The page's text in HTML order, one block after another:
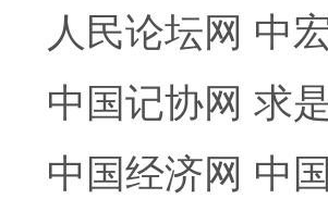
人民论坛网 中
中国记协网 求
中国经济网 中